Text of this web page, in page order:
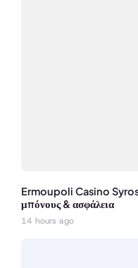
Ermoupoli Casino
μπόνους & ασφάλεια
14 hours ago